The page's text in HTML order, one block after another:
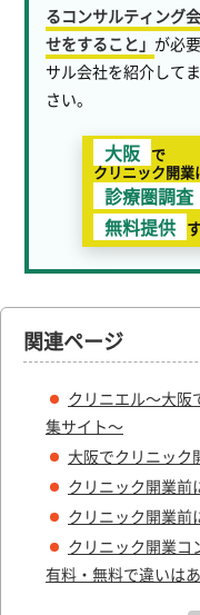
るコンサルティング
せをすること」 が必
サル会社を紹介して
さい。
大阪 で
クリニック開業
診療圏調査
無料提供
関連ページ
クリニエル～大阪
集サイト～
大阪でクリニック
クリニック開業前
クリニック開業前
クリニック開業コ
有料・無料で違いは